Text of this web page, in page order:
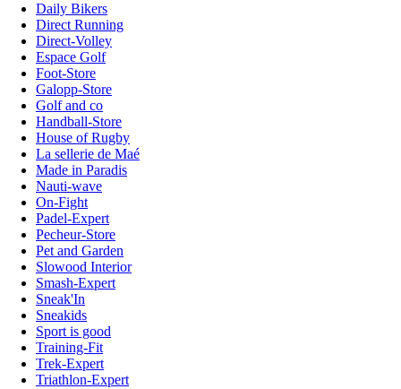
Daily Bikers
Direct Running
Direct-Volley
Espace Golf
Foot-Store
Galopp-Store
Golf and co
Handball-Store
House of Rugby
La sellerie de Maé
Made in Paradis
Nauti-wave
On-Fight
Padel-Expert
Pecheur-Store
Pet and Garden
Slowood Interior
Smash-Expert
Sneak'In
Sneakids
Sport is good
Training-Fit
Trek-Expert
Triathlon-Expert